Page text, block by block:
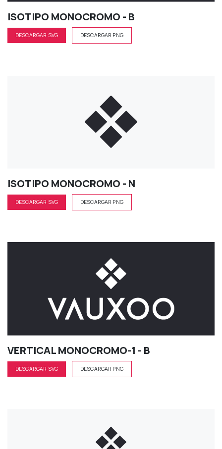
ISOTIPO MONOCROMO - B
DESCARGAR SVG DESCARGAR PNG
ISOTIPO MONOCROMO - N
DESCARGAR SVG DESCARGAR PNG
VERTICAL MONOCROMO-1 - B
DESCARGAR SVG DESCARGAR PNG